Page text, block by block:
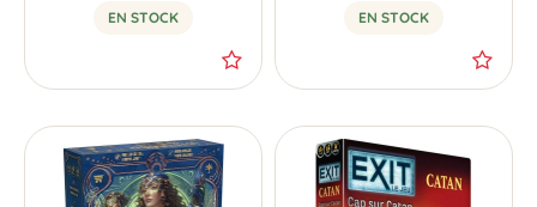
EN STOCK EN STOCK